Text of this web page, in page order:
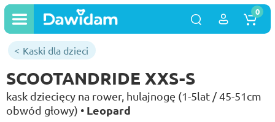
0
Kaski dla dzieci
SCOOTANDRIDE XXS-S
kask dziecięcy na rower, hulajnogę (1-5lat / 45-51cm
obwód głowy) • Leopard